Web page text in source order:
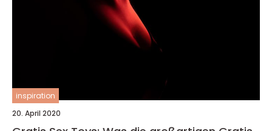
inspiration
20. April 2020